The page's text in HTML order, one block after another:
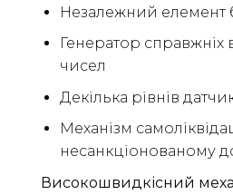
Незалежний елемент
Генератор справжніх
чисел
Декілька рівнів
Механізм
несанкціонованому
Високошвидкісний